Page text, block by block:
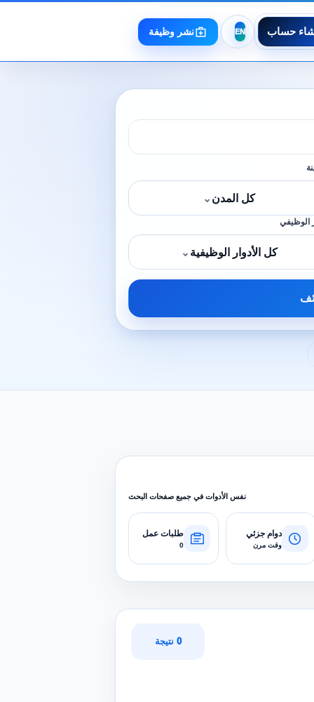
حساب نشر وظيفة
كل المدن ⌄
الوظيفي
كل الأدوار الوظيفية ⌄
نفس الأدوات في جميع صفحات البحث
دوام جزئي
وقت مرن
طلبات عمل
0
0 نتيجة